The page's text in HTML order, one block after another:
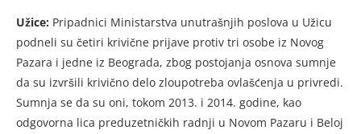
Užice: Pripadnici Ministarstva unutrašnjih poslova u Užicu
podneli su četiri krivične prijave protiv tri osobe iz Novog
Pazara i jedne iz Beograda, zbog postojanja osnova sumnje
da su izvršili krivično delo zloupotreba ovlašćenja u privredi.
Sumnja se da su oni, tokom 2013. i 2014. godine, kao
odgovorna lica preduzetničkih radnji u Novom Pazaru i Beloj